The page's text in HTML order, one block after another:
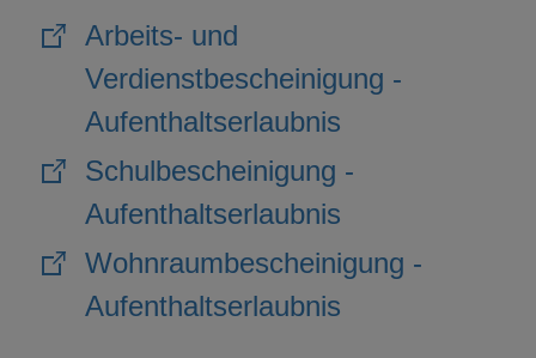
Arbeits- und
Verdienstbescheinigung -
Aufenthaltserlaubnis
Schulbescheinigung -
Aufenthaltserlaubnis
Wohnraumbescheinigung -
Aufenthaltserlaubnis